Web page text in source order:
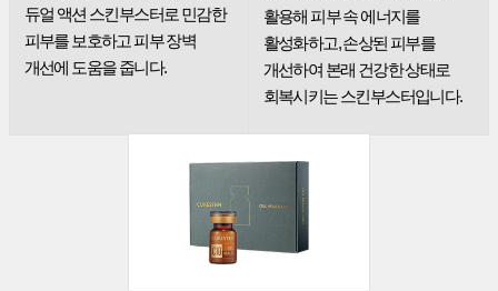
듀얼 액션 스킨부스터로 민감한
피부를 보호하고 피부 장벽
개선에 도움을 줍니다.
활용해 피부 속 에너지를
활성화하고, 손상된 피부를
개선하여 본래 건강한상태로
회복시키는 스킨부스터입니다.